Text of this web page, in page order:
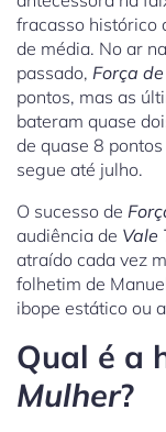
fracasso histórico
de média. No ar
passado, Força
pontos, mas as
bateram quase
de quase 8
segue até julho.
O sucesso de
audiência de Vale
atraído cada vez
folhetim de
ibope estático ou
Qual é a
Mulher?